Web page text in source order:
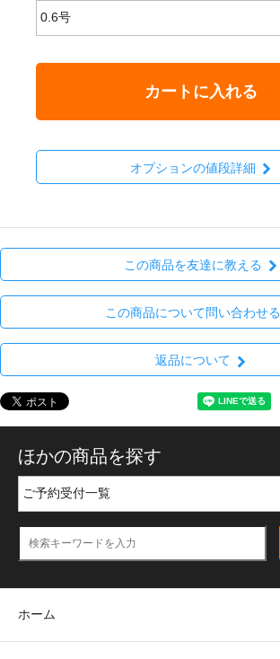
カートに入れる
オプションの値段詳細
この商品を友達に教える
この商品について問い合わせる
返品について
ほかの商品を探す
ホーム